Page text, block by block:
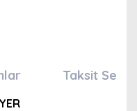
Taksit